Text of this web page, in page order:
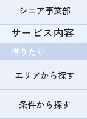
シニア事業部
サービス内容
借りたい
エリアから探す
条件から探す